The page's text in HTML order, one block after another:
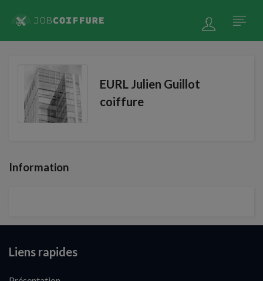
EURL Julien Guillot
coiffure
Information
Liens rapides